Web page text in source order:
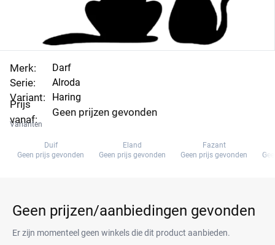
Merk:
Serie:
Variant:
Prijs
vanaf:
Darf
Alroda
Haring
Geen prijzen gevonden
Varianten
Duif
Geen prijs gevonden
Eland
Geen prijs gevonden
Fazant
Geen prijs gevonden
Geen prijzen/aanbiedingen gevonden
Er zijn momenteel geen winkels die dit product aanbieden.